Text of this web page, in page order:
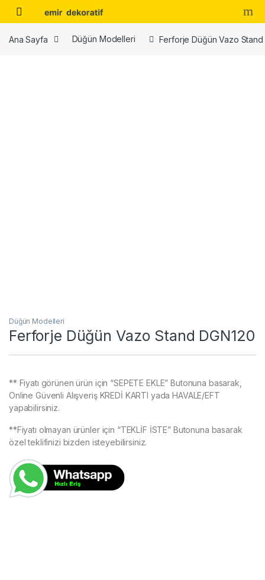
Skip to navigation
Skip to content
Ana Sayfa Düğün Modelleri Ferforje Düğün Vazo Stand
Düğün Modelleri
Ferforje Düğün Vazo Stand DGN120
** Fiyatı görünen ürün için “SEPETE EKLE” Butonuna basarak,
Online Güvenli Alışveriş KREDİ KARTI yada HAVALE/EFT
yapabilirsiniz.
**Fiyatı olmayan ürünler için “TEKLİF İSTE” Butonuna basarak
özel teklifinizi bizden isteyebilirsiniz.